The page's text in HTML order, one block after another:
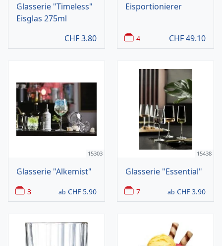
Glasserie "Timeless"
Eisglas 275ml
CHF3.80
Eisportionierer
4 CHF49.10
15303
Glasserie "Alkemist"
3 ab CHF 5.90
15438
Glasserie "Essential"
7 ab CHF 3.90